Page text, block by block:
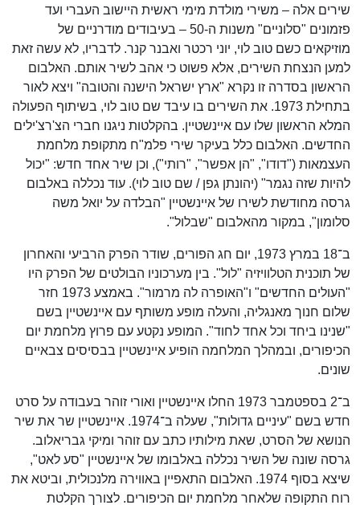
שירים אלה – משירי מולדת מימי ראשית היישוב העברי ועד
פזמונים "סלוניים" משנות ה-50 – בעיבודים מודרניים של
מוזיקאים כשם טוב לוי, יוני רכטר ואבנר קנר. לדבריו, לא עשה זאת
למען הנצחת השירים, אלא פשוט כי אהב לשיר אותם. האלבום
הראשון בסדרה זו נקרא "ארץ ישראל הישנה והטובה" ויצא לאור
בתחילת 1973. את השירים בו עיבד שם טוב לוי, בשיתוף הפעולה
המלא הראשון שלו עם איינשטיין. בהקלטות ניגנו חברי הצ'רצ'ילים
החדשים. האלבום כלל בעיקר שירי פלמ"ח מתקופת מלחמת
העצמאות ("דודו", "הן אפשר", "רותי"), וכן שיר אחד חדש: "יכול
להיות שזה נגמר" (יהונתן גפן / שם טוב לוי). עוד נכללה באלבום
גרסה מחודשת לשירו של איינשטיין "הבלדה על יואל משה
סלומון", במקור מהאלבום "שבלול".
ב־18 במרץ 1973, יום חג הפורים, שודר הפרק הרביעי והאחרון
של תוכנית הטלוויזיה "לול". בין מערכוניו הבולטים של הפרק היו
"העולים החדשים" ו"האופרה לה מרמור". באמצע 1973 חזר
שלום חנוך מאנגליה, והעלה מופע משותף עם איינשטיין בשם
"שנינו ביחד וכל אחד לחוד". המופע נקטע עם פרוץ מלחמת יום
הכיפורים, ובמהלך המלחמה הופיע איינשטיין בבסיסים צבאיים
שונים.
ב־2 בספטמבר 1973 החלו איינשטיין ואורי זוהר בעבודה על סרט
חדש בשם "עיניים גדולות", שעלה ב־1974. איינשטיין שר את שיר
הנושא של הסרט, שאת מילותיו כתב עם זוהר ומיקי גבריאלוב.
גרסה שונה של השיר נכללה באלבומו של איינשטיין "סע לאט",
שיצא בסוף 1974. האלבום התאפיין באווירה מלנכולית, וביטא את
רוח התקופה שלאחר מלחמת יום הכיפורים. לצורך הקלטת